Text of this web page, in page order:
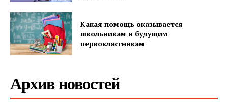
Какая помощь оказывается
школьникам и будущим
первоклассникам
Архив новостей